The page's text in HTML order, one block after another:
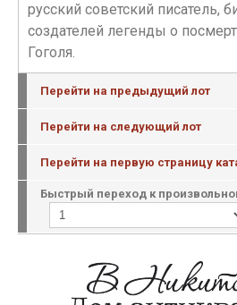
русский советский писатель,
создателей легенды о
Гоголя.
Перейти на предыдущий лот
Перейти на следующий лот
Перейти на первую страницу
Быстрый переход к